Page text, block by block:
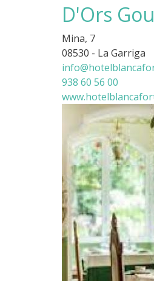
D'Ors
Mina, 7
08530 - La Garriga
938 60 56 00